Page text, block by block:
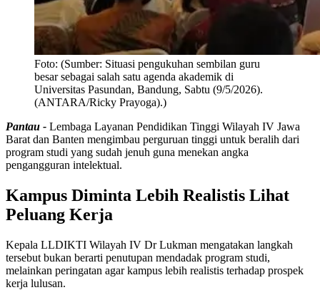
Foto: (Sumber: Situasi pengukuhan sembilan guru
besar sebagai salah satu agenda akademik di
Universitas Pasundan, Bandung, Sabtu (9/5/2026).
(ANTARA/Ricky Prayoga).)
Pantau - Lembaga Layanan Pendidikan Tinggi Wilayah IV Jawa
Barat dan Banten mengimbau perguruan tinggi untuk beralih dari
program studi yang sudah jenuh guna menekan angka
pengangguran intelektual.
Kampus Diminta Lebih Realistis Lihat
Peluang Kerja
Kepala LLDIKTI Wilayah IV Dr Lukman mengatakan langkah
tersebut bukan berarti penutupan mendadak program studi,
melainkan peringatan agar kampus lebih realistis terhadap prospek
kerja lulusan.